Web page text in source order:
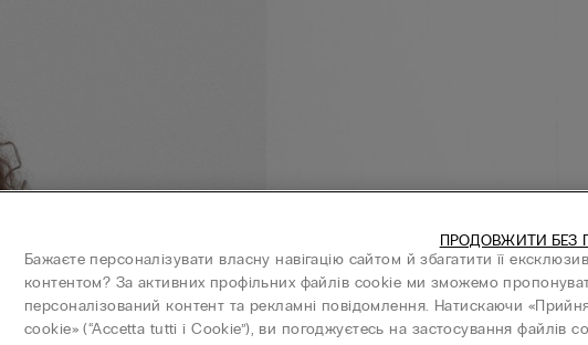
Бажаєте персоналізувати власну навігацію сайтом й збагатити її
контентом? За активних профільних файлів cookie ми зможемо
персоналізований контент та рекламні повідомлення. Натискаючи
cookie» (“Accetta tutti i Cookie”), ви погоджуєтесь на застосування файлів
ПРОДОВЖИТИ БЕЗ